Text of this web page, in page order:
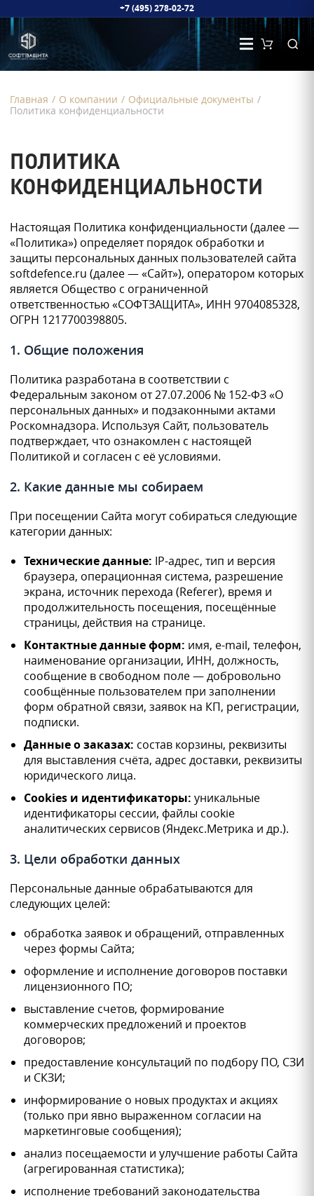
+7 (495) 278-02-72
Главная / О компании / Официальные документы /
Политика конфиденциальности
ПОЛИТИКА
КОНФИДЕНЦИАЛЬНОСТИ
Настоящая Политика конфиденциальности (далее —
«Политика») определяет порядок обработки и
защиты персональных данных пользователей сайта
softdefence.ru (далее — «Сайт»), оператором которых
является Общество с ограниченной
ответственностью «СОФТЗАЩИТА», ИНН 9704085328,
ОГРН 1217700398805.
1. Общие положения
Политика разработана в соответствии с
Федеральным законом от 27.07.2006 № 152-ФЗ «О
персональных данных» и подзаконными актами
Роскомнадзора. Используя Сайт, пользователь
подтверждает, что ознакомлен с настоящей
Политикой и согласен с её условиями.
2. Какие данные мы собираем
При посещении Сайта могут собираться следующие
категории данных:
Технические данные: IP-адрес, тип и версия
браузера, операционная система, разрешение
экрана, источник перехода (Referer), время и
продолжительность посещения, посещённые
страницы, действия на странице.
Контактные данные форм: имя, e-mail, телефон,
наименование организации, ИНН, должность,
сообщение в свободном поле — добровольно
сообщённые пользователем при заполнении
форм обратной связи, заявок на КП, регистрации,
подписки.
Данные о заказах: состав корзины, реквизиты
для выставления счёта, адрес доставки, реквизиты
юридического лица.
Cookies и идентификаторы: уникальные
идентификаторы сессии, файлы cookie
аналитических сервисов (Яндекс.Метрика и др.).
3. Цели обработки данных
Персональные данные обрабатываются для
следующих целей:
обработка заявок и обращений, отправленных
через формы Сайта;
оформление и исполнение договоров поставки
лицензионного ПО;
выставление счетов, формирование
коммерческих предложений и проектов
договоров;
предоставление консультаций по подбору ПО, СЗИ
и СКЗИ;
информирование о новых продуктах и акциях
(только при явно выраженном согласии на
маркетинговые сообщения);
анализ посещаемости и улучшение работы Сайта
(агрегированная статистика);
исполнение требований законодательства